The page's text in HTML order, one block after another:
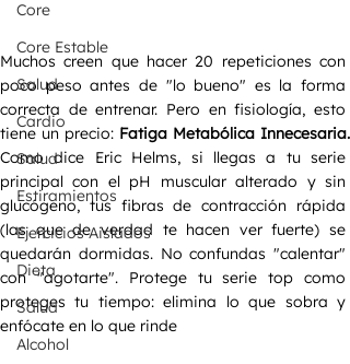
Core
Core Estable
Salud
Cardio
Salud
Estiramientos
Ejercicios Aislados
Dieta
Salud
Alcohol
Muchos creen que hacer 20 repeticiones con
poco peso antes de "lo bueno" es la forma
correcta de entrenar. Pero en fisiología, esto
tiene un precio: Fatiga Metabólica Innecesaria.
Como dice Eric Helms, si llegas a tu serie
principal con el pH muscular alterado y sin
glucógeno, tus fibras de contracción rápida
(las que de verdad te hacen ver fuerte) se
quedarán dormidas. No confundas "calentar"
con "agotarte". Protege tu serie top como
proteges tu tiempo: elimina lo que sobra y
enfócate en lo que rinde